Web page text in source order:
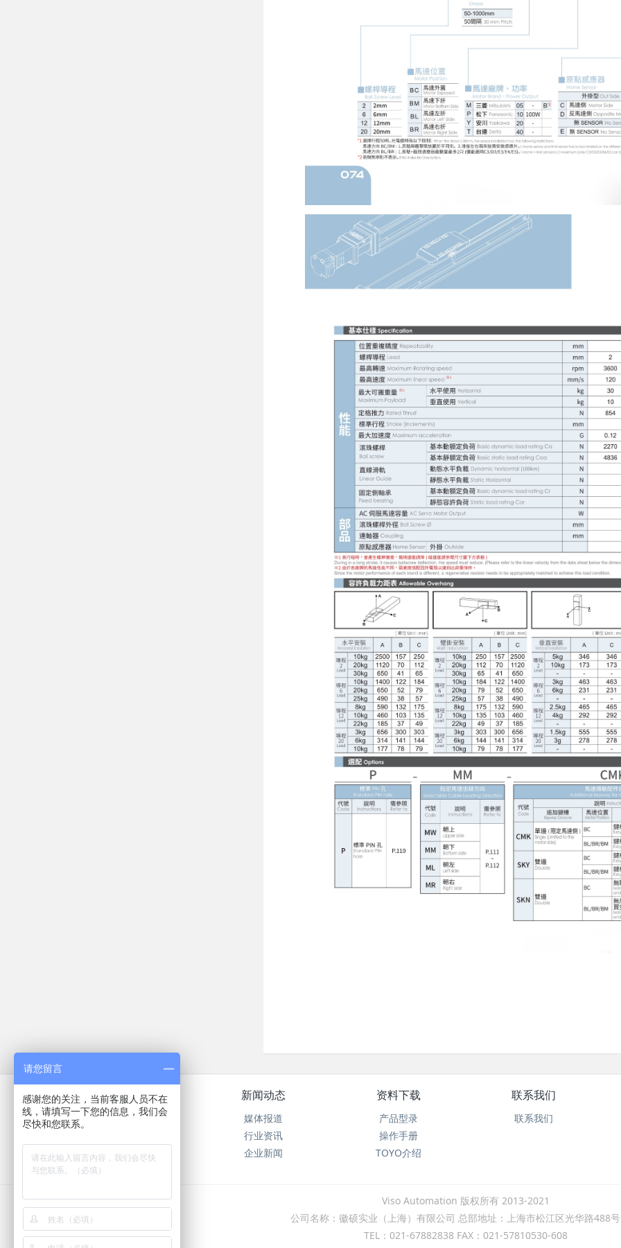
关于我们
公司简介
在线反馈
新闻动态
媒体报道
行业资讯
企业新闻
资料下载
产品型录
操作手册
TOYO介绍
联系我们
联系我们
Viso Automation 版权所有 2013-2021
公司名称：徽硕实业（上海）有限公司 总部地址：上海市松江区光华路488
TEL：021-67882838 FAX：021-57810530-608
请您留言
感谢您的关注，当前客服人员不在
线，请填写一下您的信息，我们会
尽快和您联系。